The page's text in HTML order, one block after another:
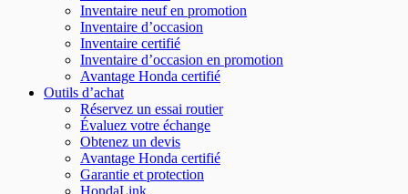
Inventaire neuf en promotion
Inventaire d’occasion
Inventaire certifié
Inventaire d’occasion en promotion
Avantage Honda certifié
Outils d’achat
Réservez un essai routier
Évaluez votre échange
Obtenez un devis
Avantage Honda certifié
Garantie et protection
HondaLink